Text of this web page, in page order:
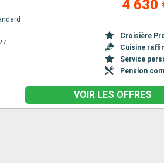
4 630
Croisière
Cuisine
Service
Pension
VOIR LES OFFRES